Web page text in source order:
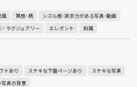
風 質感･柄
シズル感･訴求力がある写真･動画
ラグジュアリー エレガント 和風
トあり ステキな下層ページあり
ステキな写真
写真の背景